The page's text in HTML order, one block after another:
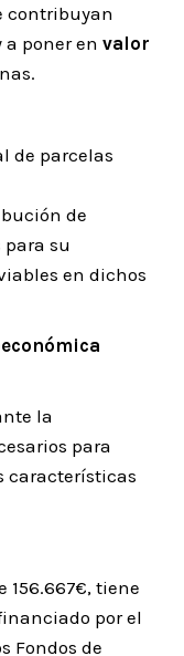
contribuyan
a poner en valor
de parcelas
de
su
en dichos
la
para
características
156.667€, tiene
por el
Fondos de